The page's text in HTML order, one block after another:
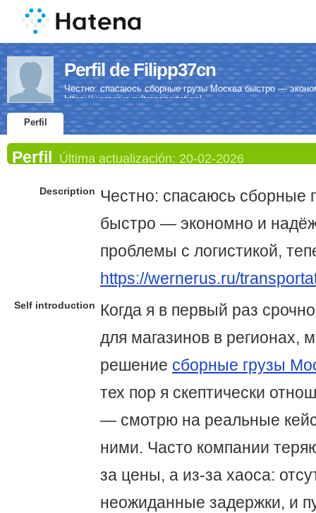
Perfil de Filipp37cn
Честно: спасаюсь сборные грузы Москва быстро —
https://wernerus.ru/transportation/
Perfil
Perfil Última actualización: 20-02-2026
Description Честно: спасаюсь сборные
быстро — экономно и
проблемы с логистикой,
https://wernerus.ru/
Self introduction
Когда я в первый раз
для магазинов в регионах,
решение сборные грузы
тех пор я скептически
— смотрю на реальные
ними. Часто компании
за цены, а из-за хаоса:
неожиданные задержки, и